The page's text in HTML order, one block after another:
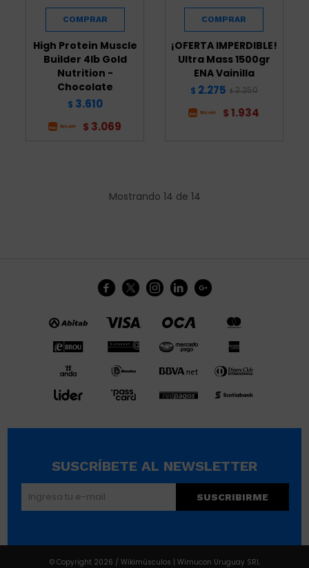
High Protein Muscle
Builder 4lb Gold
Nutrition -
Chocolate
$ 3.610
$ 3.069
¡OFERTA IMPERDIBLE!
Ultra Mass 1500gr
ENA Vainilla
$ 2.275 $ 3.250
$ 1.934
Mostrando 14 de 14
    
SUSCRÍBETE AL NEWSLETTER
SUSCRIBIRME
© Copyright 2026 / Wikimúsculos | Wimucon Uruguay SRL